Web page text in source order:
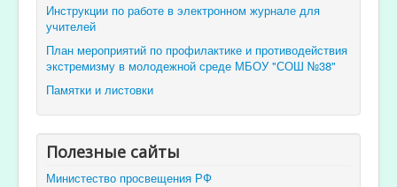
Инструкции по работе в электронном журнале для
учителей
План мероприятий по профилактике и противодействия
экстремизму в молодежной среде МБОУ "СОШ №38"
Памятки и листовки
Полезные сайты
Министество просвещения РФ